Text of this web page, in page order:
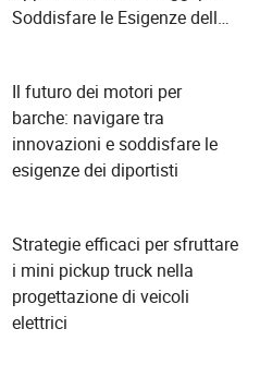
Soddisfare le Esigenze della
Il futuro dei motori per
barche: navigare tra
innovazioni e soddisfare le
esigenze dei diportisti
Strategie efficaci per sfruttare
i mini pickup truck nella
progettazione di veicoli
elettrici